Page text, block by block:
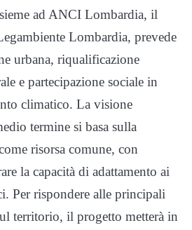
ad ANCI Lombardia, il
Lombardia, prevede
urbana, riqualificazione
e partecipazione sociale in
climatico. La visione
termine si basa sulla
risorsa comune, con
la capacità di adattamento ai
Per rispondere alle principali
territorio, il progetto metterà in